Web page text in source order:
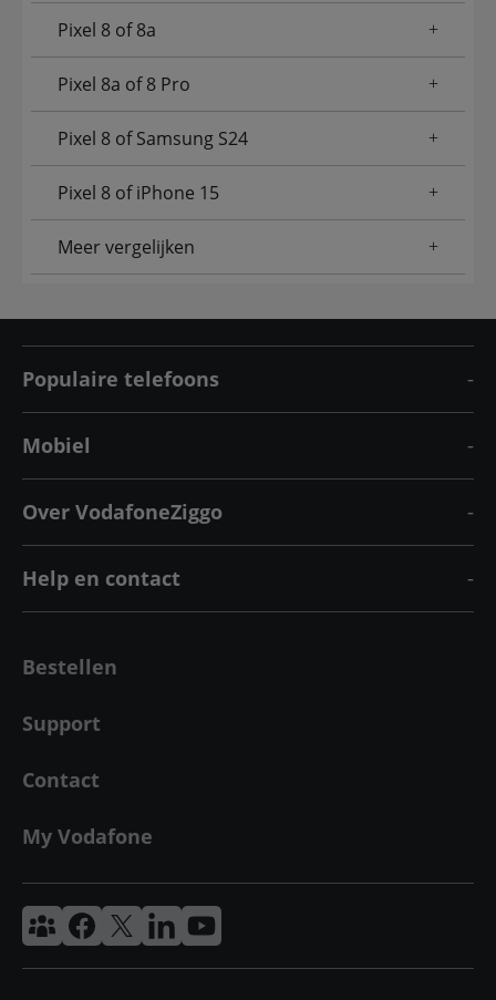
Pixel 8 of 8a
Pixel 8a of 8 Pro
Pixel 8 of Samsung S24
Pixel 8 of iPhone 15
Meer vergelijken
Populaire telefoons
Mobiel
Over VodafoneZiggo
Help en contact
Bestellen
Support
Contact
My Vodafone
Vodafone & Ziggo Community
Vodafone Facebook
Vodafone XVodafoneZiggo LinkedIn
Vodafone YouTube